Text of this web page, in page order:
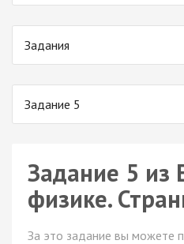
Задания
Задание 5
Задание 5 из
физике.
За это задание вы можете